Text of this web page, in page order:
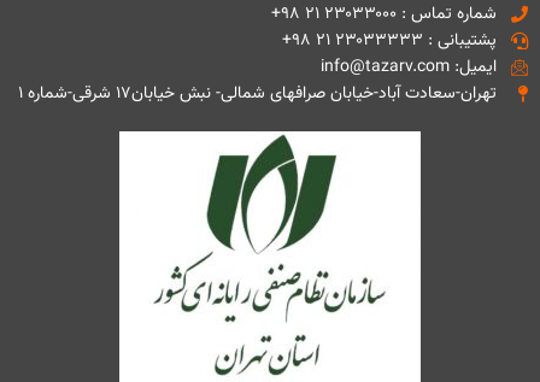
شماره تماس : ۲۳۰۳۳۰۰۰ ۲۱ ۹۸+
پشتیبانی : ۲۳۰۳۳۳۳۳ ۲۱ ۹۸+
ایمیل: info@tazarv.com
تهران-سعادت آباد-خیابان صرافهای شمالی- نبش خیابان۱۷ شرقی-شماره ۱